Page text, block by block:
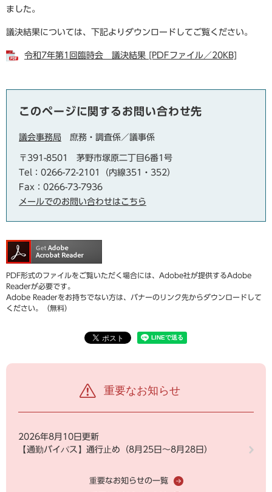
ました。
議決結果については、下記よりダウンロードしてご覧ください。
令和7年第1回臨時会 議決結果 [PDFファイル／20KB]
このページに関するお問い合わせ先
議会事務局 庶務・調査係／議事係
〒391-8501
茅野市塚原二丁目6番1号
Tel：0266-72-2101（内線351・352）
Fax：0266-73-7936
メールでのお問い合わせはこちら
PDF形式のファイルをご覧いただく場合には、Adobe社が提供するAdobe
Readerが必要です。
Adobe Readerをお持ちでない方は、バナーのリンク先からダウンロードして
ください。（無料）
重要なお知らせ
2026年8月10日更新
【通勤バイパス】通行止め（8月25日～8月28日）
重要なお知らせの一覧